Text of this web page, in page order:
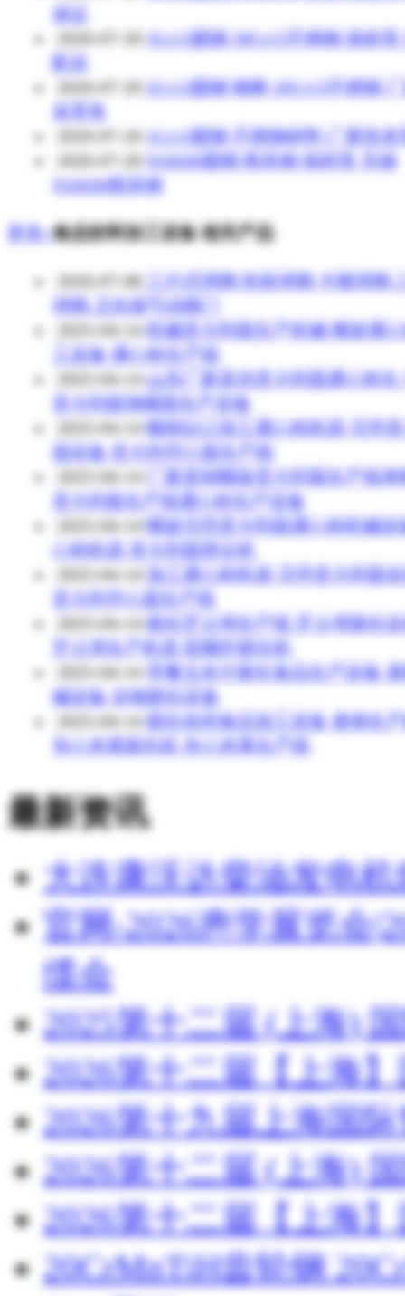
保证
3Cr13圆钢 30Cr13不锈钢 保材质
配送
2Cr13圆钢 钢棒 20Cr13不锈钢
发零售
1Cr13圆钢 不锈钢材料 厂家批发
NAK80圆钢 模具钢 保材质 无锡
NAK80模具钢
更多»食品饮料加工设备 相关产品
2026-07-08
三片式球阀,快装球阀,卡箍球阀,
球阀,卫生级气动阀门
2025-04-14
机械意大利面生产机械 螺旋通
工设备 通心粉生产线
2025-04-14
山东厂家直供意大利面通心粉生
意大利面海螺面生产设备
2025-04-14
畅销出口加工通心粉机器 贝壳
面设备 意大利空心面生产线
2025-04-14
厂家直销螺旋意大利面生产线单
意大利面生产线通心粉生产设备
2025-04-14
螺旋贝壳意大利面通心粉机械设
心粉机器 意大利面挤出机
2025-04-14
加工通心粉机器 贝壳意大利面
意大利空心面生产线
2025-04-14
膨化芝士球生产线 芝士球膨化
芝士球生产机器 双螺杆膨化机
2025-04-14
早餐玉米片膨化食品生产设备
械设备 谷物膨化设备
2025-04-14
膨化休闲食品加工设备 麦烧生
夹心米果膨化机 夹心米果生产线
最新资讯
大连康沃达柴油发电机
官网-2026声学展览会
缆会
2025第十二届 (上海)
2026第十二届【上海
2026第十九届上海国
2026第十二届 (上海)
2026第十二届【上海
20CrMnTiH齿轮钢